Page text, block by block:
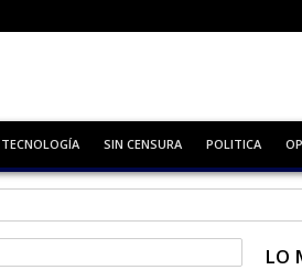
TECNOLOGÍA SIN CENSURA POLITICA
LO